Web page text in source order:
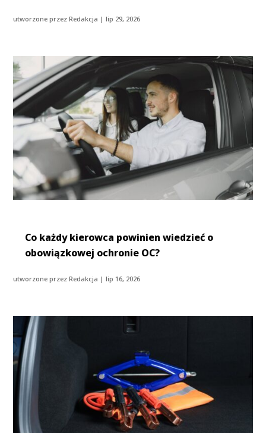
utworzone przezRedakcja |lip 29, 2026
Co każdy kierowca powinien wiedzieć o
obowiązkowej ochronie OC?
utworzone przezRedakcja |lip 16, 2026